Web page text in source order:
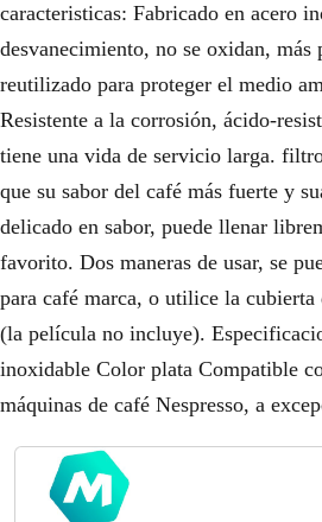
caracteristicas: Fabricado en acero
desvanecimiento, no se oxidan, más
reutilizado para proteger el medio
Resistente a la corrosión, ácido-
tiene una vida de servicio larga.
que su sabor del café más fuerte y
delicado en sabor, puede llenar
favorito. Dos maneras de usar, se
para café marca, o utilice la cubierta
(la película no incluye).
inoxidable Color plata Compatible
máquinas de café Nespresso, a